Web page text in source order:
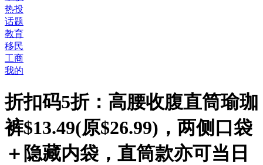
热投
话题
教育
移民
工商
我的
折扣码5折：高腰收腹直筒瑜珈
裤$13.49(原$26.99)，两侧口袋
＋隐藏内袋，直筒款亦可当日